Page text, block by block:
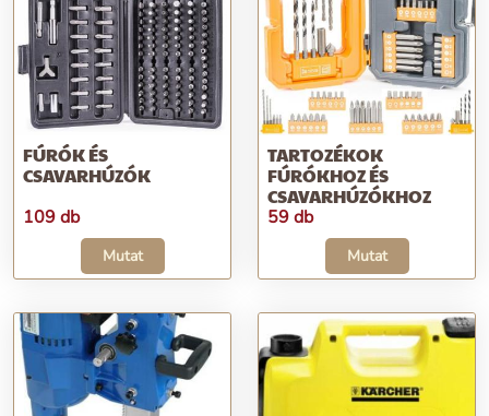
FÚRÓK ÉS
CSAVARHÚZÓK
109 db
Mutat
TARTOZÉKOK
FÚRÓKHOZ ÉS
CSAVARHÚZÓKHOZ
59 db
Mutat